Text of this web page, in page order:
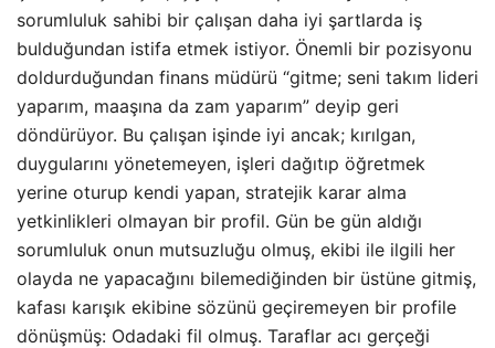
doldurduğundan finans müdürü “gitme; seni takım lideri
yaparım, maaşına da zam yaparım” deyip geri
döndürüyor. Bu çalışan işinde iyi ancak; kırılgan,
duygularını yönetemeyen, işleri dağıtıp öğretmek
yerine oturup kendi yapan, stratejik karar alma
yetkinlikleri olmayan bir profil. Gün be gün aldığı
sorumluluk onun mutsuzluğu olmuş, ekibi ile ilgili her
olayda ne yapacağını bilemediğinden bir üstüne gitmiş,
kafası karışık ekibine sözünü geçiremeyen bir profile
dönüşmüş: Odadaki fil olmuş. Taraflar acı gerçeği
konuşmamak için epey bir süre kıvranmış, ilişkileri
yıpranmış. Hikayenin sonu şu: Ekip yönetememe, işleri